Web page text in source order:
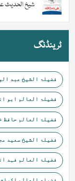
شیخ الحدیث
ٹرینڈنگ
فضیلۃ الشیخ عبد
فضیلۃ العالم ابو
فضیلۃ العالم حافظ
فضیلۃ الشیخ سعید
فضیلۃ العالم فہد